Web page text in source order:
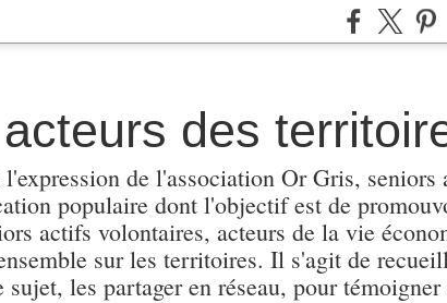
des
de l'association Or Gris, seniors
populaire dont l'objectif est de
actifs volontaires, acteurs de la vie
sur les territoires. Il s'agit de
les partager en réseau, pour